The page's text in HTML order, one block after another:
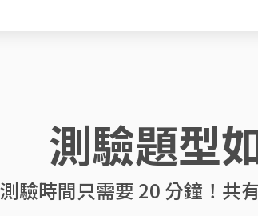
測驗題型
測驗時間只需要 20 分鐘！共